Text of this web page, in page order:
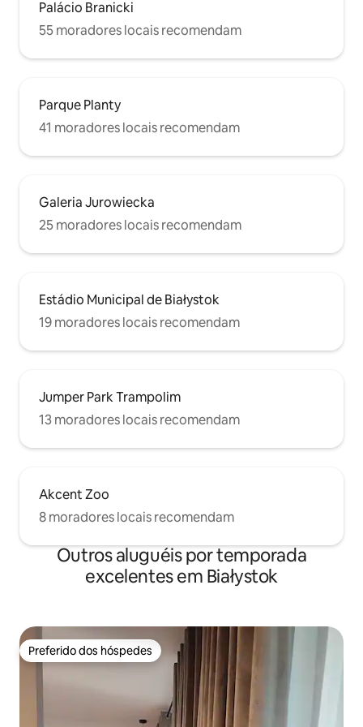
Palácio Branicki
55 moradores locais recomendam
Parque Planty
41 moradores locais recomendam
Galeria Jurowiecka
25 moradores locais recomendam
Estádio Municipal de Białystok
19 moradores locais recomendam
Jumper Park Trampolim
13 moradores locais recomendam
Akcent Zoo
8 moradores locais recomendam
Outros aluguéis por temporada
excelentes em Białystok
Preferido dos hóspedes
Preferido dos hóspedes